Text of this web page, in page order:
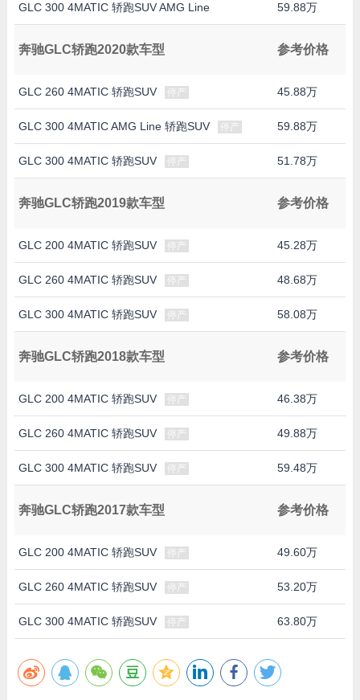
GLC 300 4MATIC 轿跑SUV AMG Line 59.88万
奔驰GLC轿跑2020款车型 参考价格
GLC 260 4MATIC 轿跑SUV 停产 45.88万
GLC 300 4MATIC AMG Line 轿跑SUV 停产 59.88万
GLC 300 4MATIC 轿跑SUV 停产 51.78万
奔驰GLC轿跑2019款车型 参考价格
GLC 200 4MATIC 轿跑SUV 停产 45.28万
GLC 260 4MATIC 轿跑SUV 停产 48.68万
GLC 300 4MATIC 轿跑SUV 停产 58.08万
奔驰GLC轿跑2018款车型 参考价格
GLC 200 4MATIC 轿跑SUV 停产 46.38万
GLC 260 4MATIC 轿跑SUV 停产 49.88万
GLC 300 4MATIC 轿跑SUV 停产 59.48万
奔驰GLC轿跑2017款车型 参考价格
GLC 200 4MATIC 轿跑SUV 停产 49.60万
GLC 260 4MATIC 轿跑SUV 停产 53.20万
GLC 300 4MATIC 轿跑SUV 停产 63.80万